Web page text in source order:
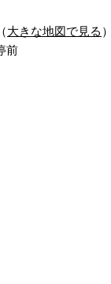
大きな地図で見る
前